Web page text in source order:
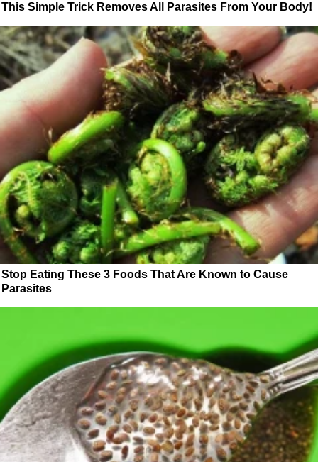
This Simple Trick Removes All Parasites From Your Body!
Stop Eating These 3 Foods That Are Known to Cause
Parasites